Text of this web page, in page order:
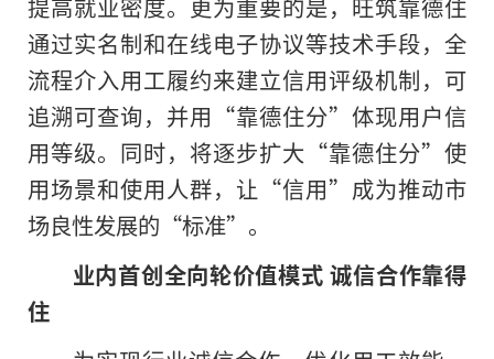
提高就业密度。更为重要的是，旺筑靠德住
通过实名制和在线电子协议等技术手段，全
流程介入用工履约来建立信用评级机制，可
追溯可查询，并用“靠德住分”体现用户信
用等级。同时，将逐步扩大“靠德住分”使
用场景和使用人群，让“信用”成为推动市
场良性发展的“标准”。
业内首创全向轮价值模式 诚信合作靠得
住